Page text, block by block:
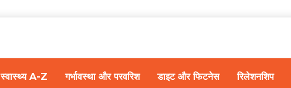
स्वास्थ्य A-Z गर्भावस्था और परवरिश डाइट और फिटनेस रिलेशनशिप